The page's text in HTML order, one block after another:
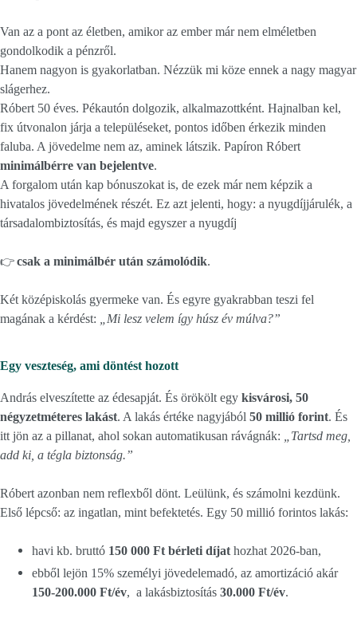
Van az a pont az életben, amikor az ember már nem elméletben
gondolkodik a pénzről.
Hanem nagyon is gyakorlatban. Nézzük mi köze ennek a nagy magyar
slágerhez.
Róbert 50 éves. Pékautón dolgozik, alkalmazottként. Hajnalban kel,
fix útvonalon járja a településeket, pontos időben érkezik minden
faluba. A jövedelme nem az, aminek látszik. Papíron Róbert
minimálbérre van bejelentve.
A forgalom után kap bónuszokat is, de ezek már nem képzik a
hivatalos jövedelmének részét. Ez azt jelenti, hogy: a nyugdíjjárulék, a
társadalombiztosítás, és majd egyszer a nyugdíj
👉csak a minimálbér után számolódik.
Két középiskolás gyermeke van. És egyre gyakrabban teszi fel
magának a kérdést:
„Mi lesz velem így húsz év múlva?”
Egy veszteség, ami döntést hozott
András elveszítette az édesapját. És örökölt egy kisvárosi, 50
négyzetméteres lakást. A lakás értéke nagyjából 50 millió forint. És
itt jön az a pillanat, ahol sokan automatikusan rávágnák:
„Tartsd meg,
add ki, a tégla biztonság.”
Róbert azonban nem reflexből dönt. Leülünk, és számolni kezdünk.
Első lépcső: az ingatlan, mint befektetés. Egy 50 millió forintos lakás:
havi kb. bruttó 150 000 Ft bérleti díjat hozhat 2026-ban,
ebből lejön 15% személyi jövedelemadó, az amortizáció akár
150-200.000 Ft/év, a lakásbiztosítás 30.000 Ft/év.